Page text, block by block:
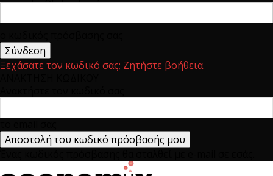
Ξεχάσατε τον κωδικό σας; Ζητήστε βοήθεια